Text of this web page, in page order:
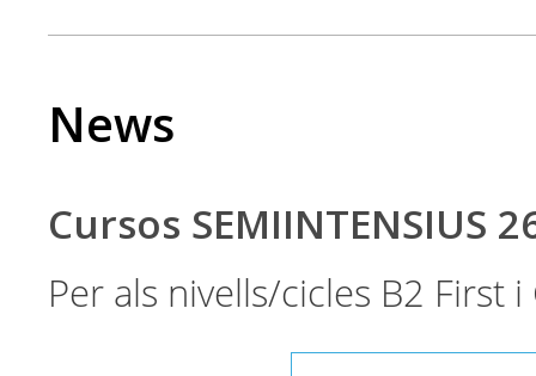
News
Cursos SEMIINTENSIUS
Per als nivells/cicles B2 First